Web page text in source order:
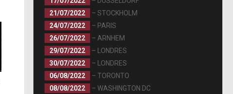
21/07/2022
– STOCKHOLM
24/07/2022
– PARIS
26/07/2022
– ARNHEM
29/07/2022
– LONDRES
30/07/2022
– LONDRES
06/08/2022
– TORONTO
08/08/2022
– WASHINGTON DC